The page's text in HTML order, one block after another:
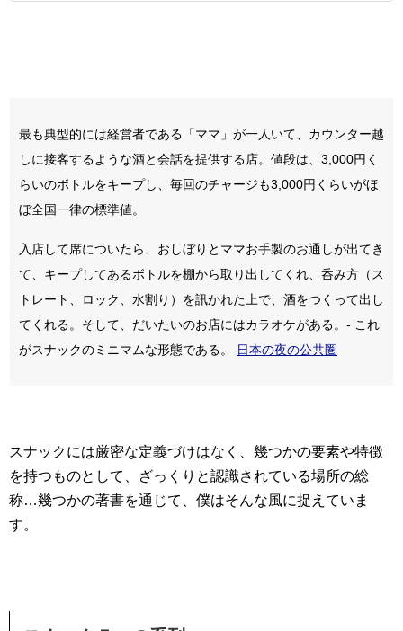
最も典型的には経営者である「ママ」が一人いて、カウンター越
しに接客するような酒と会話を提供する店。値段は、3,000円く
らいのボトルをキープし、毎回のチャージも3,000円くらいがほ
ぼ全国一律の標準値。
入店して席についたら、おしぼりとママお手製のお通しが出てき
て、キープしてあるボトルを棚から取り出してくれ、呑み方（ス
トレート、ロック、水割り）を訊かれた上で、酒をつくって出し
てくれる。そして、だいたいのお店にはカラオケがある。- これ
がスナックのミニマムな形態である。
日本の夜の公共圏
スナックには厳密な定義づけはなく、幾つかの要素や特徴
を持つものとして、ざっくりと認識されている場所の総
称…幾つかの著書を通じて、僕はそんな風に捉えていま
す。